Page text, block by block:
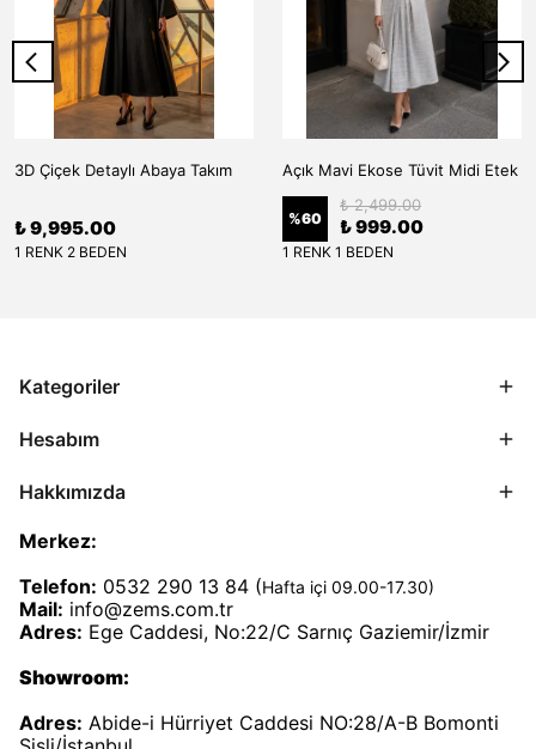
3D Çiçek Detaylı Abaya Takım
₺ 9,995.00
1 RENK 2 BEDEN
Açık Mavi Ekose Tüvit Midi Etek
%60
₺ 2,499.00
₺ 999.00
1 RENK 1 BEDEN
Kategoriler
Hesabım
Hakkımızda
Merkez:
Telefon: 0532 290 13 84 (Hafta içi 09.00-17.30)
Mail: info@zems.com.tr
Adres: Ege Caddesi, No:22/C Sarnıç Gaziemir/İzmir
Showroom:
Adres: Abide-i Hürriyet Caddesi NO:28/A-B Bomonti